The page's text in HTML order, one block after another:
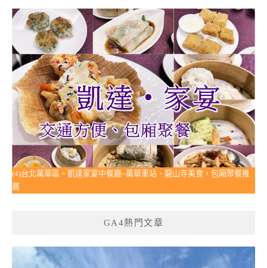
(4)台北萬華區。凱達家宴中餐廳~萬華車站、龍山寺美食，包廂聚餐推
薦
GA4熱門文章